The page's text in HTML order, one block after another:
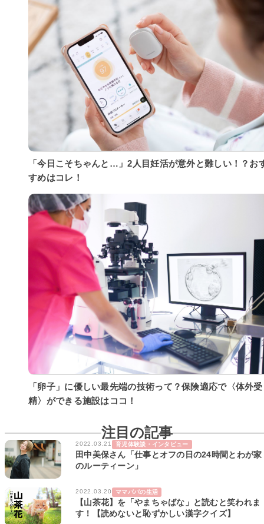
「今日こそちゃんと…」2人目妊活が意外と難しい！？お
すめはコレ！
「卵子」に優しい最先端の技術って？保険適応で〈体外受
精〉ができる施設はココ！
注目の記事
2022.03.21 育児体験談・インタビュー
田中美保さん「仕事とオフの日の24時間とわが家
のルーティーン」
2022.03.20 ママパパの生活
【山茶花】を「やまちゃばな」と読むと笑われま
す！【読めないと恥ずかしい漢字クイズ】